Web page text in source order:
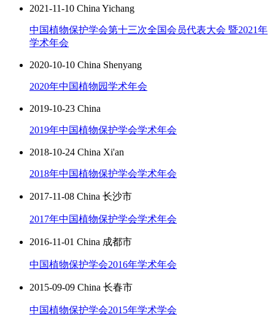
2021-11-10 China Yichang
中国植物保护学会第十三次全国会员代表大会 暨2021年
学术年会
2020-10-10 China Shenyang
2020年中国植物园学术年会
2019-10-23 China
2019年中国植物保护学会学术年会
2018-10-24 China Xi'an
2018年中国植物保护学会学术年会
2017-11-08 China 长沙市
2017年中国植物保护学会学术年会
2016-11-01 China 成都市
中国植物保护学会2016年学术年会
2015-09-09 China 长春市
中国植物保护学会2015年学术学会